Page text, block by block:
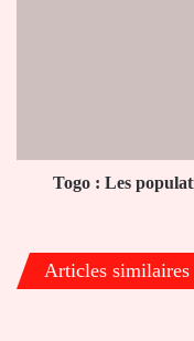
aides
NOVISSITogo : Les
Articles similaires